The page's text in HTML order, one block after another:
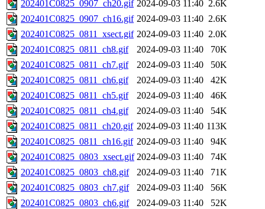
202401C0825_0907_ch20.gif 2024-09-03 11:40 2.6K
202401C0825_0907_ch16.gif 2024-09-03 11:40 2.6K
202401C0825_0811_xsect.gif 2024-09-03 11:40 2.0K
202401C0825_0811_ch8.gif
2024-09-03 11:40
70K
202401C0825_0811_ch7.gif
2024-09-03 11:40
50K
202401C0825_0811_ch6.gif
2024-09-03 11:40
42K
202401C0825_0811_ch5.gif
2024-09-03 11:40
46K
202401C0825_0811_ch4.gif
2024-09-03 11:40
54K
202401C0825_0811_ch20.gif 2024-09-03 11:40 113K
202401C0825_0811_ch16.gif 2024-09-03 11:40
94K
202401C0825_0803_xsect.gif 2024-09-03 11:40
74K
202401C0825_0803_ch8.gif
2024-09-03 11:40
71K
202401C0825_0803_ch7.gif
2024-09-03 11:40
56K
202401C0825_0803_ch6.gif
2024-09-03 11:40
52K